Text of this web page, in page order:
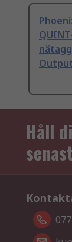
Output
Håll